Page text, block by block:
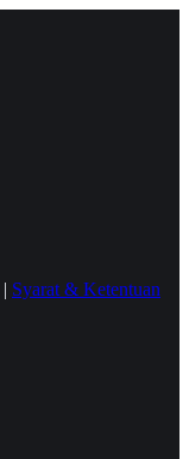
| Syarat & Ketentuan